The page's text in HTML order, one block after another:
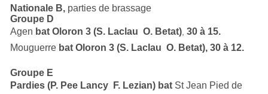
Nationale B, parties de brassage
Groupe D
Agen bat Oloron 3 (S. Laclau  O. Betat) ,30 à 15.
Mouguerre batOloron 3 (S. Laclau  O. Betat), 30 à 12.
Groupe E
Pardies (P. Pee Lancy  F. Lezian) bat St Jean Pied de